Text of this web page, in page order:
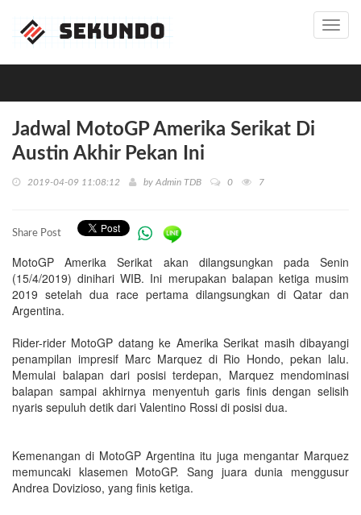
Jadwal MotoGP Amerika Serikat Di
Austin Akhir Pekan Ini
2019-04-09 11:08:12 by Admin TDB 0 7
Share Post
MotoGP Amerika Serikat akan dilangsungkan pada Senin
(15/4/2019) dinihari WIB. Ini merupakan balapan ketiga musim
2019 setelah dua race pertama dilangsungkan di Qatar dan
Argentina.
Rider-rider MotoGP datang ke Amerika Serikat masih dibayangi
penampilan impresif Marc Marquez di Rio Hondo, pekan lalu.
Memulai balapan dari posisi terdepan, Marquez mendominasi
balapan sampai akhirnya menyentuh garis finis dengan selisih
nyaris sepuluh detik dari Valentino Rossi di posisi dua.
Kemenangan di MotoGP Argentina itu juga mengantar Marquez
memuncaki klasemen MotoGP. Sang juara dunia menggusur
Andrea Dovizioso, yang finis ketiga.